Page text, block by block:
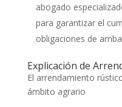
abogado
para garantizar el
obligaciones de
Explicación de
El arrendamiento
ámbito agrario